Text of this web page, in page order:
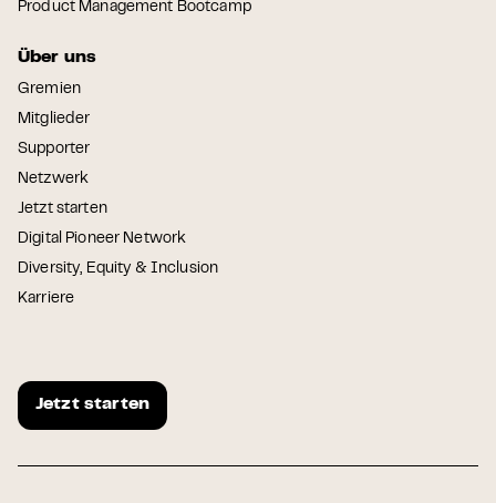
Product Management Bootcamp
Über uns
Gremien
Mitglieder
Supporter
Netzwerk
Jetzt starten
Digital Pioneer Network
Diversity, Equity & Inclusion
Karriere
Jetzt starten